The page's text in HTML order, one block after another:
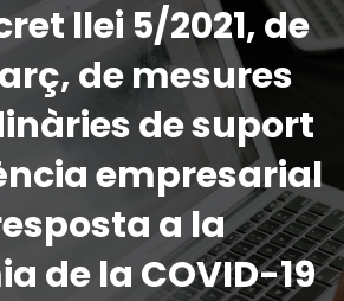
llei 5/2021, de
de mesures
de suport
empresarial
a la
de la COVID-19